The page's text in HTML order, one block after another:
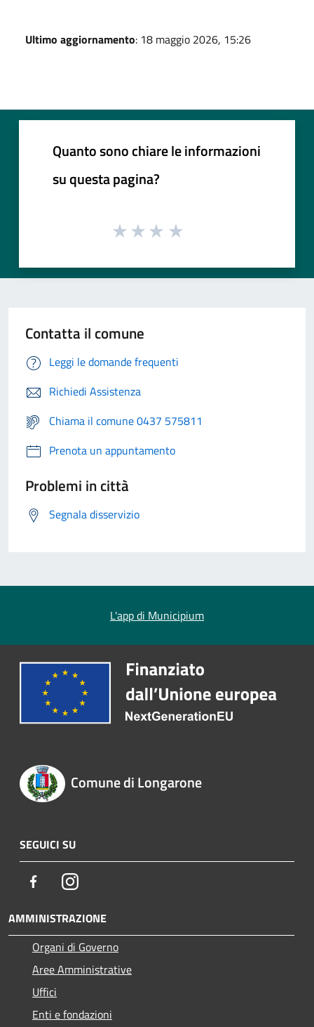
Ultimo aggiornamento: 18 maggio 2026, 15:26
Quanto sono chiare le informazioni
su questa pagina?
Contatta il comune
Leggi le domande frequenti
Richiedi Assistenza
Chiama il comune 0437 575811
Prenota un appuntamento
Problemi in città
Segnala disservizio
L'app di Municipium
Comune di Longarone
SEGUICI SU
FacebookInstagram
AMMINISTRAZIONE
Organi di Governo
Aree Amministrative
Uffici
Enti e fondazioni